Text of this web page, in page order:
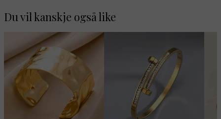
Du vil kanskje også like